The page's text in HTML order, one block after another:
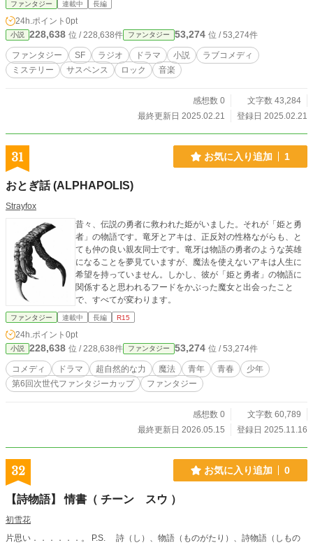
ファンタジー 連載中 長編
24h.ポイント 0pt
小説 228,638 位 / 228,638件 ファンタジー 53,274 位 / 53,274件
ファンタジー SF ラジオ ドラマ 小説
ラブコメディ
ミステリー
サスペンス ロック 音楽
感想数 0
文字数 43,284
最終更新日 2025.02.21
登録日 2025.02.21
31 お気に入り追加 1
おとぎ話 (ALPHAPOLIS)
Strayfox
昔々、伝説の勇者に救われた姫がいました。それが「姫と勇
者」の物語です。竜牙とアキは、正反対の性格ながらも、と
ても仲の良い親友同士です。竜牙は物語の勇者のような英雄
になることを夢見ていますが、魔法を使えないアキは人生に
希望を持っていません。しかし、彼が「姫と勇者」の物語に
関係すると思われるフードをかぶった魔女と出会ったこと
で、すべてが変わります。
ファンタジー 連載中 長編 R15
24h.ポイント 0pt
小説 228,638 位 / 228,638件 ファンタジー 53,274 位 / 53,274件
コメディ ドラマ 超自然的な力 魔法 青年 青春
少年
第6回次世代ファンタジーカップ
ファンタジー
感想数 0
文字数 60,789
最終更新日 2026.05.15
登録日 2025.11.16
32 お気に入り追加 0
【詩物語】 情書（ チーン スウ ）
初雪花
片思い．．．．．．。 P.S. 詩（し）、物語（ものがたり）、詩物語（しもの